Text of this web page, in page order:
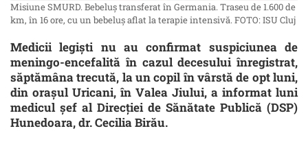
Misiune SMURD. Bebeluș transferat în Germania. Traseu de 1.600 de
km, în 16 ore, cu un bebeluș aflat la terapie intensivă. FOTO: ISU Cluj
Medicii legişti nu au confirmat suspiciunea de
meningo-encefalită în cazul decesului înregistrat,
săptămâna trecută, la un copil în vârstă de opt luni,
din oraşul Uricani, în Valea Jiului, a informat luni
medicul şef al Direcţiei de Sănătate Publică (DSP)
Hunedoara, dr. Cecilia Birău.